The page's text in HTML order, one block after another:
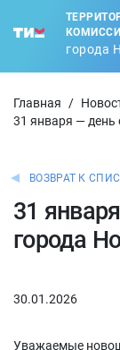
города
Главная /
31 января — день
ВОЗВРАТ К
31
города
30.01.2026
Уважаемые